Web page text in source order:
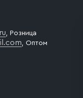
, Розница
, Оптом